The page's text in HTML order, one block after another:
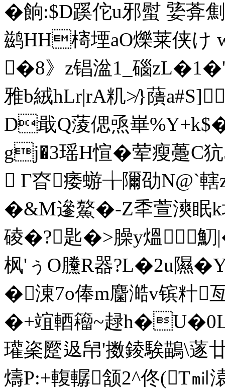
�餉:$D蹊佗u邪螱 婱
鹚HH槣堙aO爍莱侠け
�8》z锠湓1_碯
雅b絨hLr|rA籶≯}藬
D戢Q蔆偲焏崋
gj�3瑶H愃�荤瘦躉
 Г昚痿蝣╁隬劭
�&M遪鰲�-Z秊萱漺眠k
碐�?匙�>臊y熅魛
枫'ぅO黱R器?L�2u隰
�涷7o俸m麕澔v镔籵
�+竩輏籕~趢
瓘秶蹷﨤帠'擞錂騃鶓\蓫
燽P:+輹轏颔2^佟